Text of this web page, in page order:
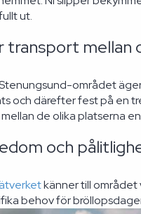
ut.
mellan
området
och därefter fest på en
de olika platserna
och
känner till området
behov för